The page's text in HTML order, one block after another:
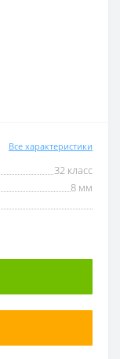
Все характеристики
32 класс
8 мм